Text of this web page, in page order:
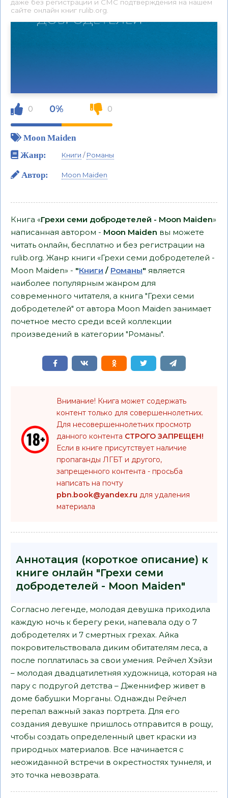
даже без регистрации и СМС подтверждения на нашем
сайте онлайн книг rulib.org.
0 0% 0
Moon Maiden
Жанр:
Книги /Романы
Автор: Moon Maiden
Книга «Грехи семи добродетелей - Moon Maiden»
написанная автором - Moon Maiden вы можете
читать онлайн, бесплатно и без регистрации на
rulib.org. Жанр книги «Грехи семи добродетелей -
Moon Maiden» - "Книги / Романы" является
наиболее популярным жанром для
современного читателя, а книга "Грехи семи
добродетелей" от автора Moon Maiden занимает
почетное место среди всей коллекции
произведений в категории "Романы".
Внимание! Книга может содержать
контент только для совершеннолетних.
Для несовершеннолетних просмотр
данного контента СТРОГО ЗАПРЕЩЕН!
Если в книге присутствует наличие
пропаганды ЛГБТ и другого,
запрещенного контента - просьба
написать на почту
pbn.book@yandex.ru для удаления
материала
Аннотация (короткое описание) к
книге онлайн "Грехи семи
добродетелей - Moon Maiden"
Согласно легенде, молодая девушка приходила
каждую ночь к берегу реки, напевала оду о 7
добродетелях и 7 смертных грехах. Айка
покровительствовала диким обитателям леса, а
после поплатилась за свои умения. Рейчел Хэйзи
– молодая двадцатилетняя художница, которая на
пару с подругой детства – Дженнифер живет в
доме бабушки Морганы. Однажды Рейчел
перепал важный заказ портрета. Для его
создания девушке пришлось отправится в рощу,
чтобы создать определенный цвет краски из
природных материалов. Все начинается с
неожиданной встречи в окрестностях туннеля, и
это точка невозврата.